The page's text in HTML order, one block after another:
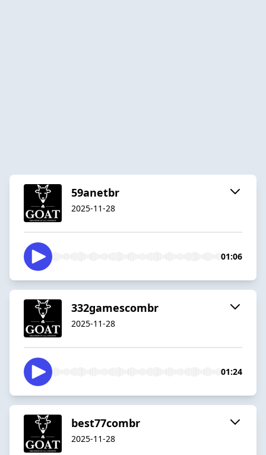
59anetbr
2025-11-28
01:06
332gamescombr
2025-11-28
01:24
best77combr
2025-11-28